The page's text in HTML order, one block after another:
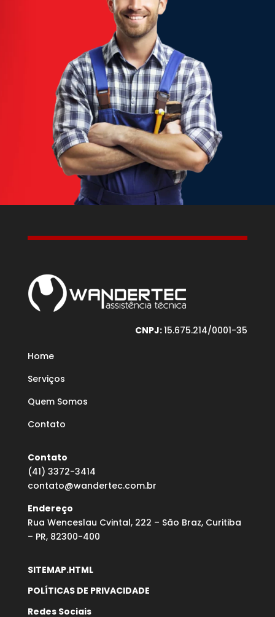
CNPJ:15.675.214/0001-35
Home
Serviços
Quem Somos
Contato
Contato
(41) 3372-3414
contato@wandertec.com.br
Endereço
Rua Wenceslau Cvintal, 222 – São Braz, Curitiba
– PR, 82300-400
SITEMAP.HTML
POLÍTICAS DE PRIVACIDADE
Redes Sociais